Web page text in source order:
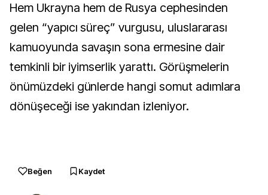
Hem Ukrayna hem de Rusya cephesinden
gelen “yapıcı süreç” vurgusu, uluslararası
kamuoyunda savaşın sona ermesine dair
temkinli bir iyimserlik yarattı. Görüşmelerin
önümüzdeki günlerde hangi somut adımlara
dönüşeceği ise yakından izleniyor.
Beğen Kaydet